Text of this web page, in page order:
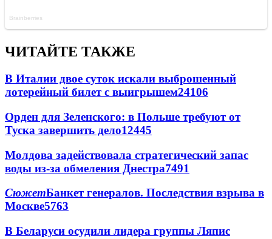
ЧИТАЙТЕ ТАКЖЕ
В Италии двое суток искали выброшенный
лотерейный билет с выигрышем24106
Орден для Зеленского: в Польше требуют от
Туска завершить дело12445
Молдова задействовала стратегический запас
воды из-за обмеления Днестра7491
СюжетБанкет генералов. Последствия взрыва в
Москве5763
В Беларуси осудили лидера группы Ляпис